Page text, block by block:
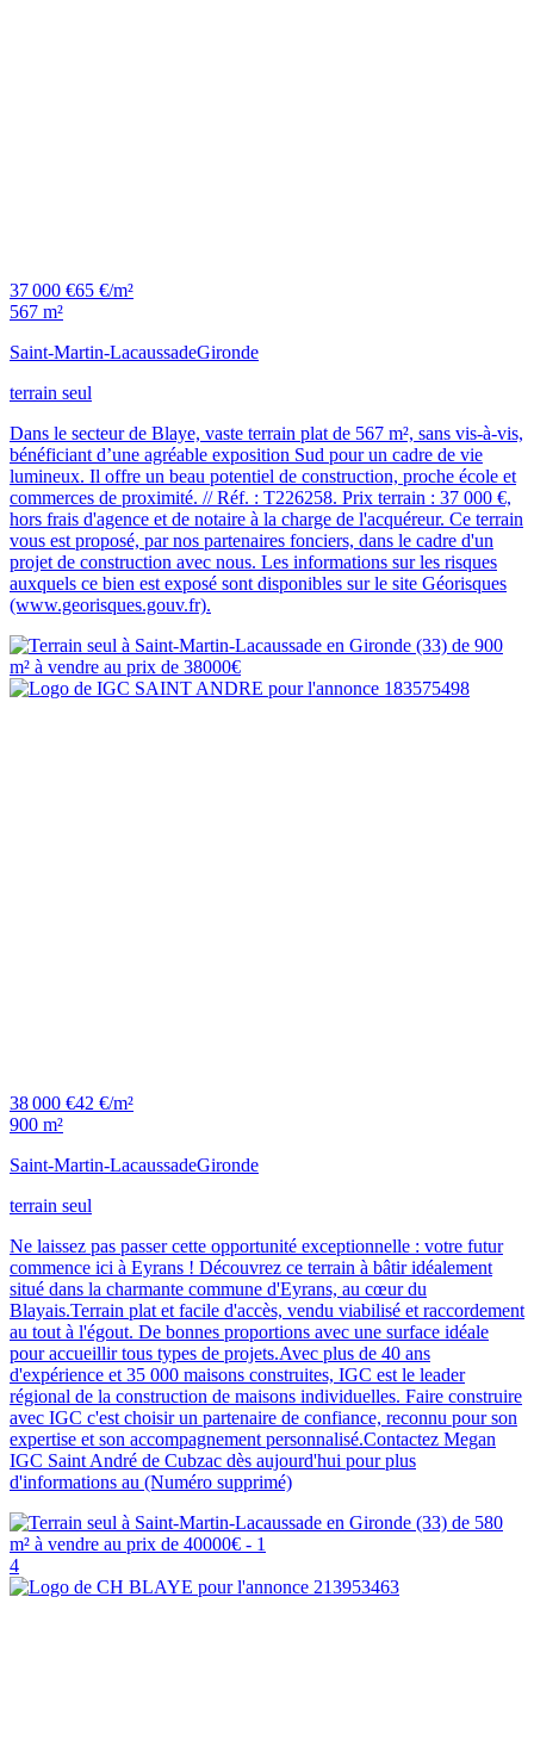
37 000 €65 €/m²
567 m²
Saint-Martin-LacaussadeGironde
terrain seul
Dans le secteur de Blaye, vaste terrain plat de 567 m², sans vis-à-vis,
bénéficiant d’une agréable exposition Sud pour un cadre de vie
lumineux. Il offre un beau potentiel de construction, proche école et
commerces de proximité. // Réf. : T226258. Prix terrain : 37 000 €,
hors frais d'agence et de notaire à la charge de l'acquéreur. Ce terrain
vous est proposé, par nos partenaires fonciers, dans le cadre d'un
projet de construction avec nous. Les informations sur les risques
auxquels ce bien est exposé sont disponibles sur le site Géorisques
(www.georisques.gouv.fr).
38 000 €42 €/m²
900 m²
Saint-Martin-LacaussadeGironde
terrain seul
Ne laissez pas passer cette opportunité exceptionnelle : votre futur
commence ici à Eyrans ! Découvrez ce terrain à bâtir idéalement
situé dans la charmante commune d'Eyrans, au cœur du
Blayais.Terrain plat et facile d'accès, vendu viabilisé et raccordement
au tout à l'égout. De bonnes proportions avec une surface idéale
pour accueillir tous types de projets.Avec plus de 40 ans
d'expérience et 35 000 maisons construites, IGC est le leader
régional de la construction de maisons individuelles. Faire construire
avec IGC c'est choisir un partenaire de confiance, reconnu pour son
expertise et son accompagnement personnalisé.Contactez Megan
IGC Saint André de Cubzac dès aujourd'hui pour plus
d'informations au (Numéro supprimé)
4